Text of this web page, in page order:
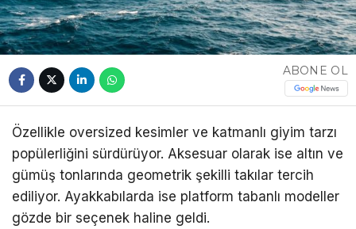
ABONE OL
Özellikle oversized kesimler ve katmanlı giyim tarzı
popülerliğini sürdürüyor. Aksesuar olarak ise altın ve
gümüş tonlarında geometrik şekilli takılar tercih
ediliyor. Ayakkabılarda ise platform tabanlı modeller
gözde bir seçenek haline geldi.